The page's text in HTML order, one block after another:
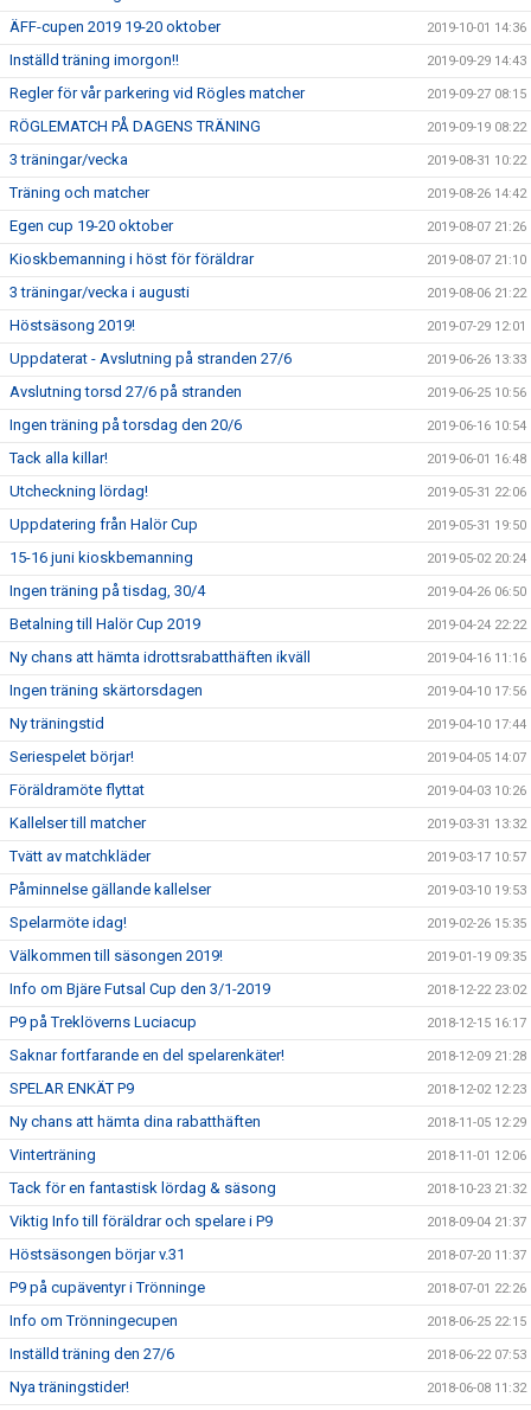
ÄFF-cupen 2019 19-20 oktober 2019-10-01 14:36
Inställd träning imorgon!! 2019-09-29 14:43
Regler för vår parkering vid Rögles matcher 2019-09-27 08:15
RÖGLEMATCH PÅ DAGENS TRÄNING 2019-09-19 08:22
3 träningar/vecka 2019-08-31 10:22
Träning och matcher 2019-08-26 14:42
Egen cup 19-20 oktober 2019-08-07 21:26
Kioskbemanning i höst för föräldrar 2019-08-07 21:10
3 träningar/vecka i augusti 2019-08-06 21:22
Höstsäsong 2019! 2019-07-29 12:01
Uppdaterat - Avslutning på stranden 27/6 2019-06-26 13:33
Avslutning torsd 27/6 på stranden 2019-06-25 10:56
Ingen träning på torsdag den 20/6 2019-06-16 10:54
Tack alla killar! 2019-06-01 16:48
Utcheckning lördag! 2019-05-31 22:06
Uppdatering från Halör Cup 2019-05-31 19:50
15-16 juni kioskbemanning 2019-05-02 20:24
Ingen träning på tisdag, 30/4 2019-04-26 06:50
Betalning till Halör Cup 2019 2019-04-24 22:22
Ny chans att hämta idrottsrabatthäften ikväll 2019-04-16 11:16
Ingen träning skärtorsdagen 2019-04-10 17:56
Ny träningstid 2019-04-10 17:44
Seriespelet börjar! 2019-04-05 14:07
Föräldramöte flyttat 2019-04-03 10:26
Kallelser till matcher 2019-03-31 13:32
Tvätt av matchkläder 2019-03-17 10:57
Påminnelse gällande kallelser 2019-03-10 19:53
Spelarmöte idag! 2019-02-26 15:35
Välkommen till säsongen 2019! 2019-01-19 09:35
Info om Bjäre Futsal Cup den 3/1-2019 2018-12-22 23:02
P9 på Treklöverns Luciacup 2018-12-15 16:17
Saknar fortfarande en del spelarenkäter! 2018-12-09 21:28
SPELAR ENKÄT P9 2018-12-02 12:23
Ny chans att hämta dina rabatthäften 2018-11-05 12:29
Vinterträning 2018-11-01 12:06
Tack för en fantastisk lördag & säsong 2018-10-23 21:32
Viktig Info till föräldrar och spelare i P9 2018-09-04 21:37
Höstsäsongen börjar v.31 2018-07-20 11:37
P9 på cupäventyr i Trönninge 2018-07-01 22:26
Info om Trönningecupen 2018-06-25 22:15
Inställd träning den 27/6 2018-06-22 07:53
Nya träningstider! 2018-06-08 11:32